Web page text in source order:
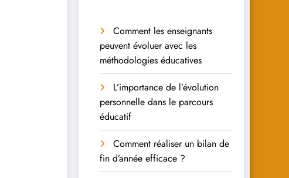
Comment les enseignants
peuvent évoluer avec les
méthodologies éducatives
L’importance de l’évolution
personnelle dans le parcours
éducatif
Comment réaliser un bilan de
fin d’année efficace ?